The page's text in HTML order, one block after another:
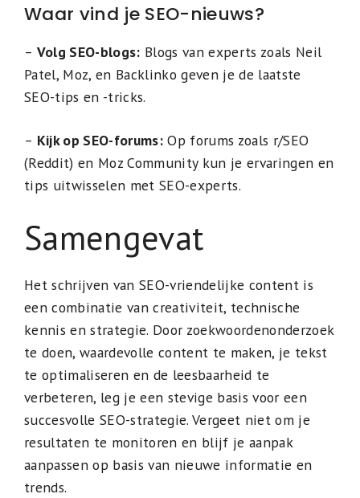
Waar vind je SEO-nieuws?
– Volg SEO-blogs: Blogs van experts zoals Neil
Patel, Moz, en Backlinko geven je de laatste
SEO-tips en -tricks.
– Kijk op SEO-forums:Op forums zoals r/SEO
(Reddit) en Moz Community kun je ervaringen en
tips uitwisselen met SEO-experts.
Samengevat
Het schrijven van SEO-vriendelijke content is
een combinatie van creativiteit, technische
kennis en strategie. Door zoekwoordenonderzoek
te doen, waardevolle content te maken, je tekst
te optimaliseren en de leesbaarheid te
verbeteren, leg je een stevige basis voor een
succesvolle SEO-strategie. Vergeet niet om je
resultaten te monitoren en blijf je aanpak
aanpassen op basis van nieuwe informatie en
trends.